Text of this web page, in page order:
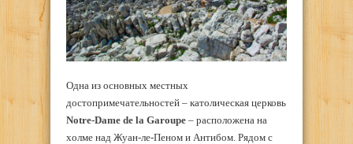
Одна из основных местных
достопримечательностей – католическая церковь
Notre-Dame de la Garoupe – расположена на
холме над Жуан-ле-Пеном и Антибом. Рядом с